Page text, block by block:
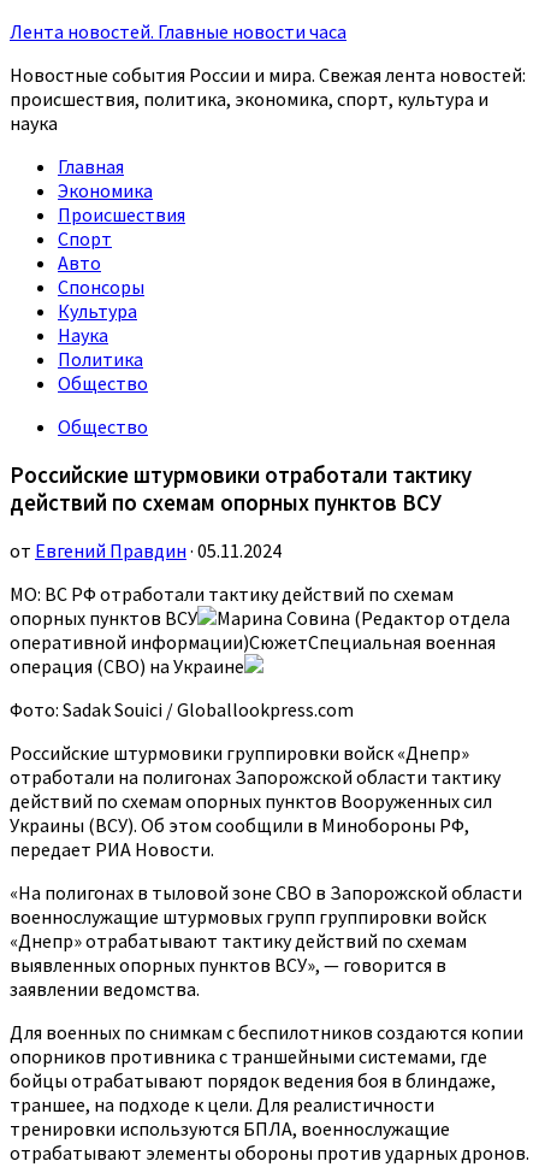
Лента новостей. Главные новости часа
Новостные события России и мира. Свежая лента новостей:
происшествия, политика, экономика, спорт, культура и
наука
Главная
Экономика
Происшествия
Спорт
Авто
Спонсоры
Культура
Наука
Политика
Общество
Общество
Российские штурмовики отработали тактику
действий по схемам опорных пунктов ВСУ
от Евгений Правдин · 05.11.2024
МО: ВС РФ отработали тактику действий по схемам
опорных пунктов ВСУ
Марина Совина (Редактор отдела
оперативной информации)СюжетСпециальная военная
операция (СВО) на Украине
Фото: Sadak Souici / Globallookpress.com
Российские штурмовики группировки войск «Днепр»
отработали на полигонах Запорожской области тактику
действий по схемам опорных пунктов Вооруженных сил
Украины (ВСУ). Об этом сообщили в Минобороны РФ,
передает РИА Новости.
«На полигонах в тыловой зоне СВО в Запорожской области
военнослужащие штурмовых групп группировки войск
«Днепр» отрабатывают тактику действий по схемам
выявленных опорных пунктов ВСУ», — говорится в
заявлении ведомства.
Для военных по снимкам с беспилотников создаются копии
опорников противника с траншейными системами, где
бойцы отрабатывают порядок ведения боя в блиндаже,
траншее, на подходе к цели. Для реалистичности
тренировки используются БПЛА, военнослужащие
отрабатывают элементы обороны против ударных дронов.